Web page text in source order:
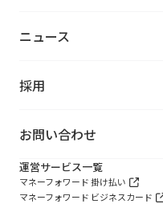
ニュース
採用
お問い合わせ
運営サービス一覧
マネーフォワード 掛け払い
マネーフォワード ビジネスカード